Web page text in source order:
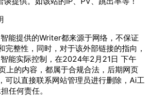
能提供的Writer都来源于网络，不保证
完整性，同时，对于该外部链接的指向，
能实际控制，在2024年2月21日 下午
上的内容，都属于合规合法，后期网页
可以直接联系网站管理员进行删除，Ai工
任何责任。